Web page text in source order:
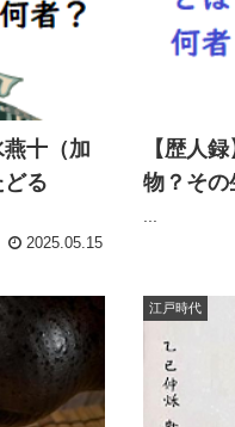
燕十（加
る
2025.05.15
【歴人
物？その
江戸時代